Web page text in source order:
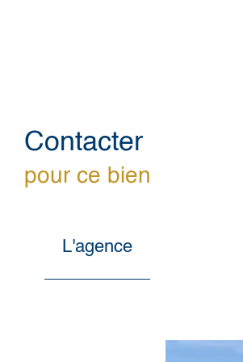
Contacter
pour ce bien
L'agence